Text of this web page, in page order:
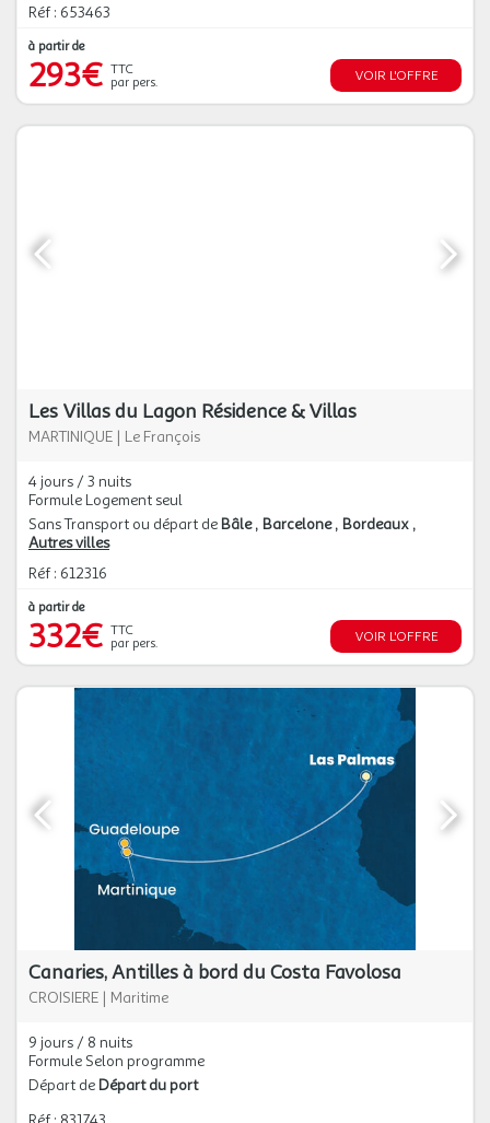
Réf : 653463
à partir de
293€ TTC
par pers.
VOIR L'OFFRE
Les Villas du Lagon Résidence & Villas
MARTINIQUE | Le François
4 jours / 3 nuits
Formule Logement seul
Sans Transport ou départ de Bâle Barcelone Bordeaux
Autres villes
Réf : 612316
à partir de
332€ TTC
par pers.
VOIR L'OFFRE
Canaries, Antilles à bord du Costa Favolosa
CROISIERE | Maritime
9 jours / 8 nuits
Formule Selon programme
Départ de Départ du port